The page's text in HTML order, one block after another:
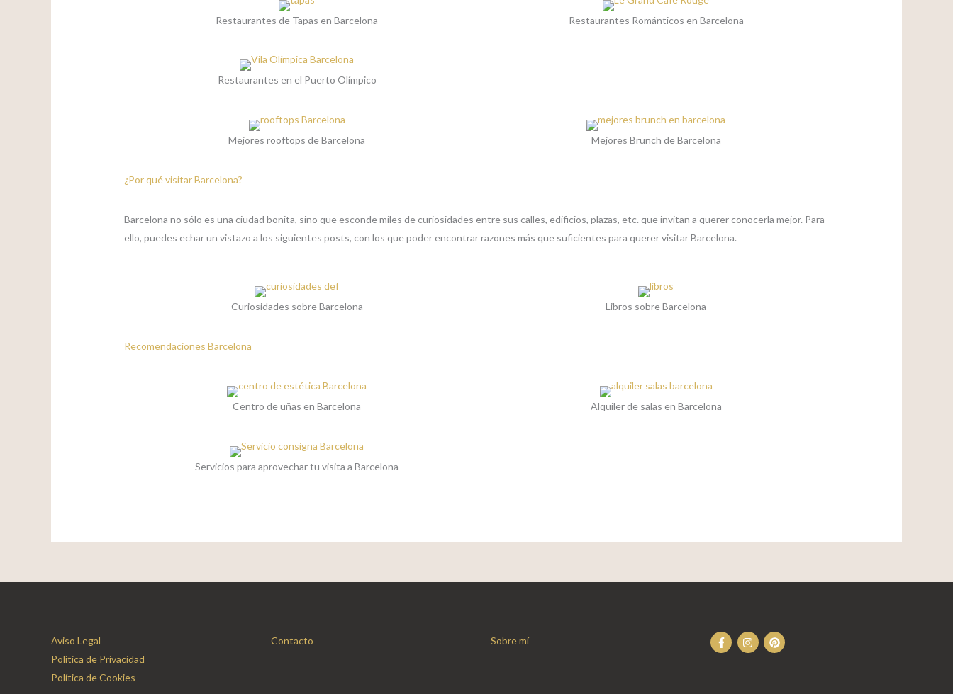
Restaurantes de Tapas en Barcelona Restaurantes Románticos en Barcelona
Restaurantes en el Puerto Olímpico
Mejores rooftops de Barcelona Mejores Brunch de Barcelona
¿Por qué visitar Barcelona?
Barcelona no sólo es una ciudad bonita, sino que esconde miles de curiosidades entre sus calles, edificios, plazas, etc. que invitan a querer conocerla mejor. Para
ello, puedes echar un vistazo a los siguientes posts, con los que poder encontrar razones más que suficientes para querer visitar Barcelona.
Curiosidades sobre Barcelona Libros sobre Barcelona
Recomendaciones Barcelona
Centro de uñas en Barcelona Alquiler de salas en Barcelona
Servicios para aprovechar tu visita a Barcelona
Aviso Legal
Política de Privacidad
Política de Cookies
Contacto Sobre mí